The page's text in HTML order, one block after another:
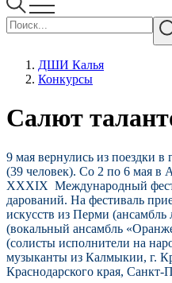
ДШИ Калья
Конкурсы
Салют
9 мая вернулись из поездки
(39 человек). Со 2 по 6 мая в
XXXIX Международный
дарований. На фестиваль
искусств из Перми (ансамбль
(вокальный ансамбль
(солисты исполнители на
музыканты из Калмыкии, г.
Краснодарского края, Санкт-